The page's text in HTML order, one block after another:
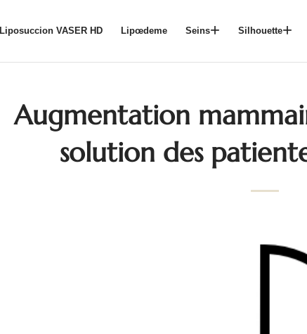
Liposuccion VASER HD Lipœdeme Seins Silhouette
Augmentation
solution des